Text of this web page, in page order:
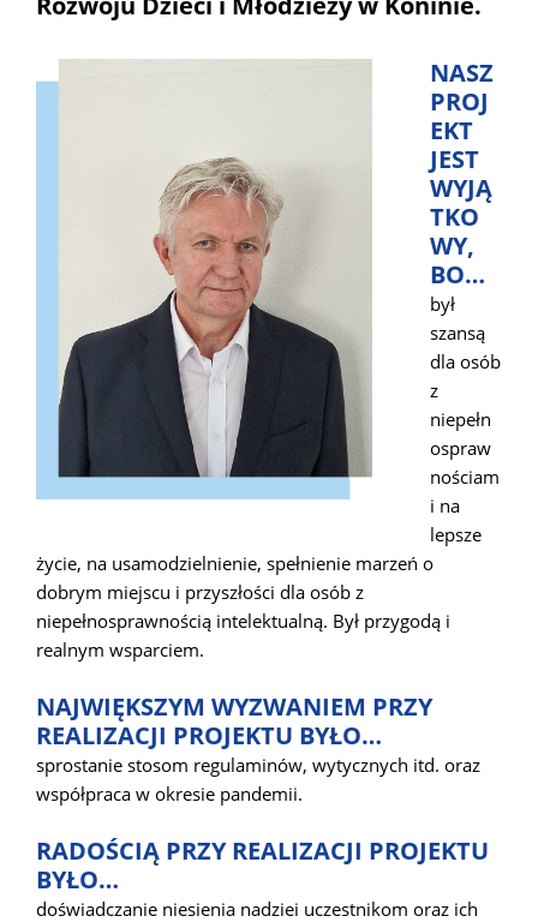
NASZ
PROJ
EKT
JEST
WYJĄ
TKO
WY,
BO…
był
szansą
dla osób
z
niepełn
ospraw
nościam
i na
lepsze
życie, na usamodzielnienie, spełnienie marzeń o
dobrym miejscu i przyszłości dla osób z
niepełnosprawnością intelektualną. Był przygodą i
realnym wsparciem.
NAJWIĘKSZYM WYZWANIEM PRZY
REALIZACJI PROJEKTU BYŁO…
sprostanie stosom regulaminów, wytycznych itd. oraz
współpraca w okresie pandemii.
RADOŚCIĄ PRZY REALIZACJI PROJEKTU
BYŁO…
doświadczanie niesienia nadziei uczestnikom oraz ich